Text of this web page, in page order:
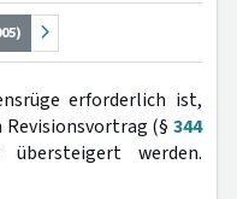
erforderlich ist,
Revisionsvortrag (§ 344
werden.